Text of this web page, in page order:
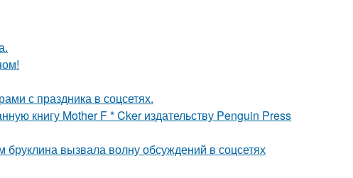
с праздника в соцсетях.
книгу Mother F * Cker издательству Penguin Press
вызвала волну обсуждений в соцсетях